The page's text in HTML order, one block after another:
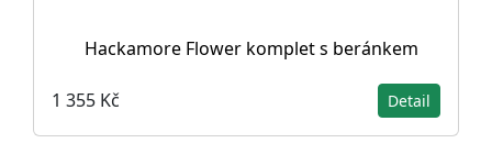
Hackamore Flower komplet s beránkem
1 355 Kč Detail